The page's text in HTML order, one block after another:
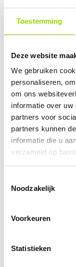
Toestemming
Deze website
We gebruiken
personaliseren,
om ons
informatie over
partners voor
partners kunnen
informatie die u
verzameld op
Noodzakelijk
Voorkeuren
Statistieken
patronen